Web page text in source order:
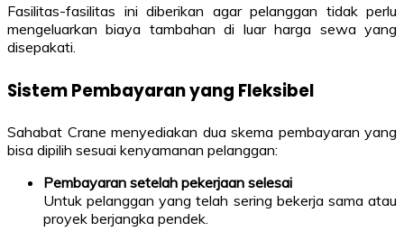
Fasilitas-fasilitas ini diberikan agar pelanggan tidak perlu
mengeluarkan biaya tambahan di luar harga sewa yang
disepakati.
Sistem Pembayaran yang Fleksibel
Sahabat Crane menyediakan dua skema pembayaran yang
bisa dipilih sesuai kenyamanan pelanggan:
Pembayaran setelah pekerjaan selesai
Untuk pelanggan yang telah sering bekerja sama atau
proyek berjangka pendek.